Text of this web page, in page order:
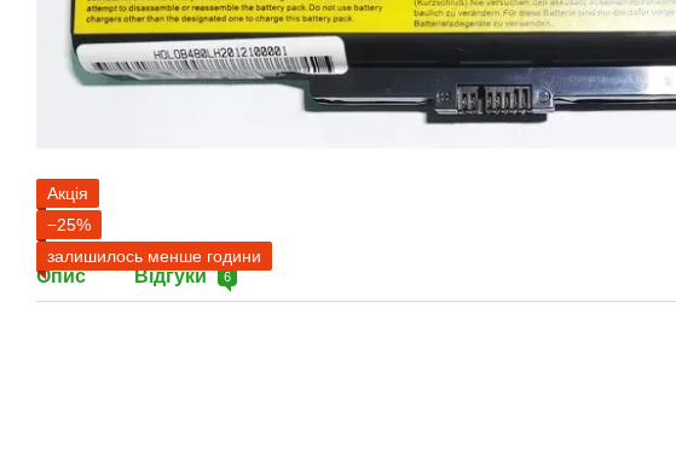
Акція
−25%
залишилось менше години
Опис Відгуки 6